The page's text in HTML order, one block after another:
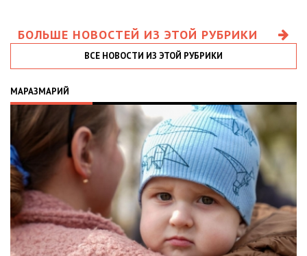
БОЛЬШЕ НОВОСТЕЙ ИЗ ЭТОЙ РУБРИКИ
ВСЕ НОВОСТИ ИЗ ЭТОЙ РУБРИКИ
МАРАЗМАРИЙ